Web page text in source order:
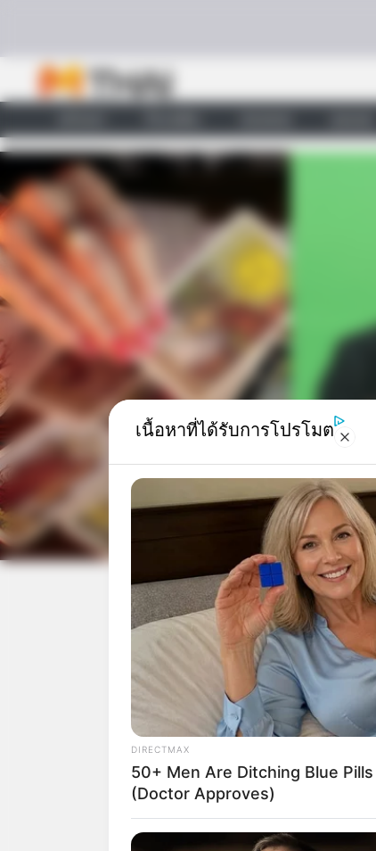
Home/ ดูดวง
/ ถ
รัก สุขภาพ โชคลาภ
ดูดวง|
11 พ.
แบ่งปัน
กำลังจะเริ่มต้
ชีวิตของคนที่เ
เปลี่ยนการ
คนที่เกิดแต่ละ
เนื้อหาที่ได้รับการโปรโมต
DIRECTMAX
50+ Men Are Ditching Blue
(Doctor Approves)
BRAINBERRIES
See The Incredible Physical
Stars
Top 10 Pop Divas - Number 4
Shock You